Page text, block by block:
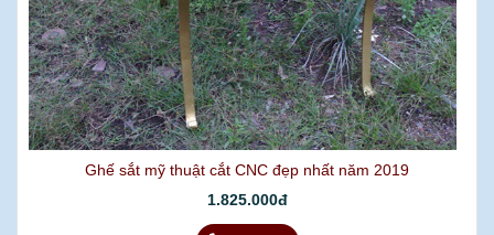
Ghế sắt mỹ thuật cắt CNC đẹp nhất năm 2019
1.825.000đ